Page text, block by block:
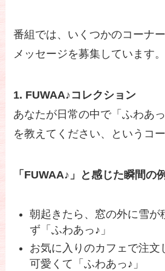
番組では、いくつかのコーナ
メッセージを募集しています。
1. FUWAA♪コレクション
あなたが日常の中で「ふわあ
を教えてください、というコー
「FUWAA♪」と感じた瞬間の例
朝起きたら、窓の外に雪が
ず「ふわあっ♪」
お気に入りのカフェで注文
可愛くて「ふわあっ♪」